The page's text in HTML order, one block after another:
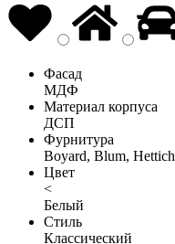
Фасад
МДФ
Материал корпуса
ДСП
Фурнитура
Boyard, Blum, Hettich
Цвет
<
Белый
Стиль
Классический